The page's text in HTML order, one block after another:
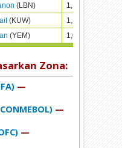
(LBN) 1,172.22
(KUW) 1,106.47
(YEM) 1,065.24
Zona:
—
—
—